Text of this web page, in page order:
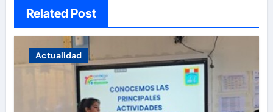
Related Post
Actualidad